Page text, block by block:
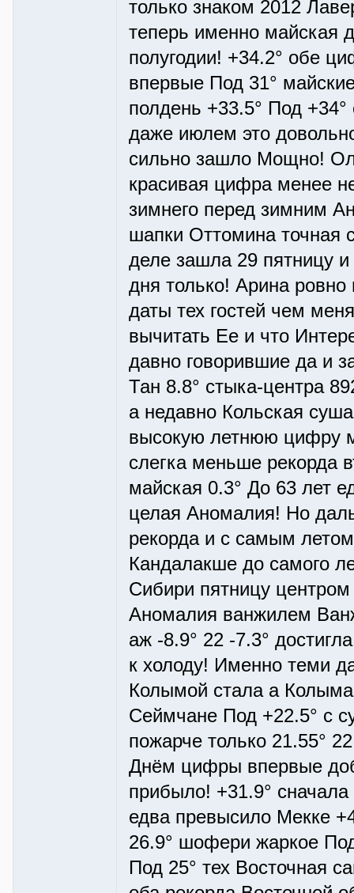
только знаком 2012
теперь именно майская
полугодии! +34.2° обе
впервые Под 31°
полдень +33.5° Под
даже июлем это
сильно зашло Мощно!
красивая цифра менее
зимнего перед зимним
шапки Оттомина точная
деле зашла 29 пятницу
дня только! Арина
даты тех гостей чем
вычитать Ее и что
давно говорившие да и
Тан 8.8° стыка-центра
а недавно Кольская
высокую летнюю цифру
слегка меньше рекорда
майская 0.3° До 63 лет
целая Аномалия! Но
рекорда и с самым
Кандалакше до самого
Сибири пятницу
Аномалия ванжилем
аж -8.9° 22 -7.3°
к холоду! Именно теми
Колымой стала а Колыма
Сеймчане Под +22.5° с
пожарче только 21.55°
Днём цифры впервые
прибыло! +31.9°
едва превысило Мекке
26.9° шофери жаркое
Под 25° тех Восточная